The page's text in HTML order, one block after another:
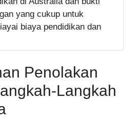
yang cukup untuk
biaya pendidikan dan
Penolakan
Langkah